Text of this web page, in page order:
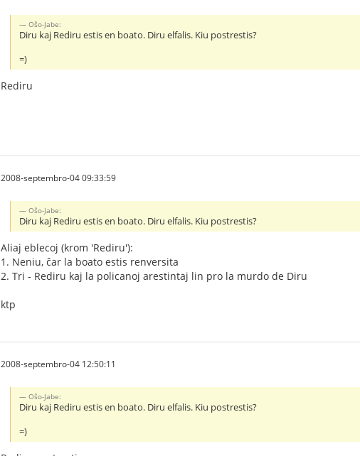
Oŝo-Jabe:
Diru kaj Rediru estis en boato. Diru elfalis. Kiu postrestis?
=)
Rediru
2008-septembro-04 09:33:59
Oŝo-Jabe:
Diru kaj Rediru estis en boato. Diru elfalis. Kiu postrestis?
Aliaj eblecoj (krom 'Rediru'):
1. Neniu, ĉar la boato estis renversita
2. Tri - Rediru kaj la policanoj arestintaj lin pro la murdo de Diru
ktp
2008-septembro-04 12:50:11
Oŝo-Jabe:
Diru kaj Rediru estis en boato. Diru elfalis. Kiu postrestis?
=)